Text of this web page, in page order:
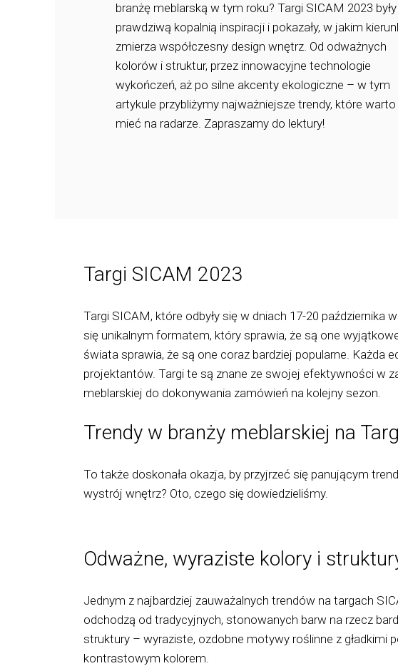
branżę meblarską w tym roku? Targi SICAM 2023 były
prawdziwą kopalnią inspiracji i pokazały, w jakim
zmierza współczesny design wnętrz. Od odważnych
kolorów i struktur, przez innowacyjne technologie
wykończeń, aż po silne akcenty ekologiczne – w tym
artykule przybliżymy najważniejsze trendy, które warto
mieć na radarze. Zapraszamy do lektury!
Targi SICAM 2023
Targi SICAM, które odbyły się w dniach 17-20
się unikalnym formatem, który sprawia, że są one
świata sprawia, że są one coraz bardziej popularne.
projektantów. Targi te są znane ze swojej efektywności w
meblarskiej do dokonywania zamówień na kolejny sezon.
Trendy w branży meblarskiej na
To także doskonała okazja, by przyjrzeć się panującym
wystrój wnętrz? Oto, czego się dowiedzieliśmy.
Odważne, wyraziste kolory i
Jednym z najbardziej zauważalnych trendów na targach
odchodzą od tradycyjnych, stonowanych barw na rzecz
struktury – wyraziste, ozdobne motywy roślinne z gładkimi
kontrastowym kolorem.